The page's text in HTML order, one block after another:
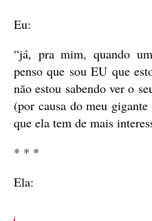
Eu:
“já, pra mim, quando
penso que sou EU que
não estou sabendo ver o
(por causa do meu
que ela tem de mais
* * *
Ela: